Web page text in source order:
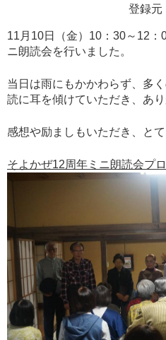
登録元
11月10日（金）10：30～12
ニ朗読会を行いました。
当日は雨にもかかわらず、多
読に耳を傾けていただき、あ
感想や励ましもいただき、と
そよかぜ12周年ミニ朗読会プ